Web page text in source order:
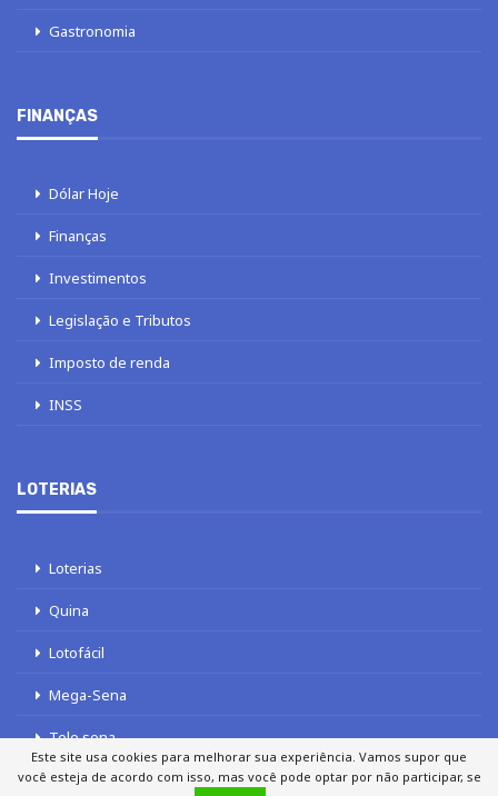
Gastronomia
FINANÇAS
Dólar Hoje
Finanças
Investimentos
Legislação e Tributos
Imposto de renda
INSS
LOTERIAS
Loterias
Quina
Lotofácil
Mega-Sena
Tele sena
Este site usa cookies para melhorar sua experiência. Vamos supor que
você esteja de acordo com isso, mas você pode optar por não participar, se